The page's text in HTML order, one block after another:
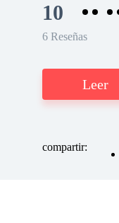
10
6 Reseñas
Leer
compartir: